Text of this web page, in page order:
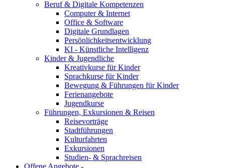
Beruf & Digitale Kompetenzen
Computer & Internet
Office & Software
Digitale Grundlagen
Persönlichkeitsentwicklung
KI - Künstliche Intelligenz
Kinder & Jugendliche
Kreativkurse für Kinder
Sprachkurse für Kinder
Bewegung & Führungen für Kinder
Ferienangebote
Jugendkurse
Führungen, Exkursionen & Reisen
Reisevorträge
Stadtführungen
Kulturfahrten
Exkursionen
Studien- & Sprachreisen
Offene Angebote -